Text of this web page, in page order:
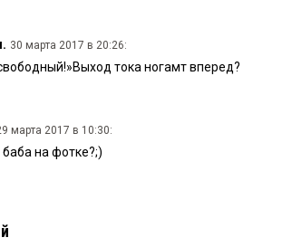
30 марта 2017 в 20:26:
тока ногамт вперед?
марта 2017 в 10:30:
на фотке?;)